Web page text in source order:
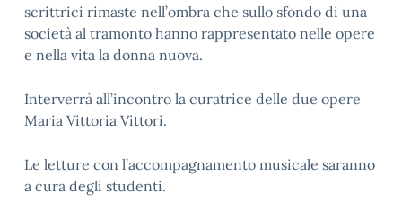
scrittrici rimaste nell’ombra che sullo sfondo di una
società al tramonto hanno rappresentato nelle opere
e nella vita la donna nuova.
Interverrà all’incontro la curatrice delle due opere
Maria Vittoria Vittori.
Le letture con l’accompagnamento musicale saranno
a cura degli studenti.